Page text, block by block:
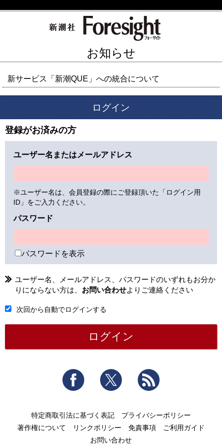
お知らせ
新サービス「新潮QUE」への統合について
ログイン
登録がお済みの方
ユーザー名またはメールアドレス
※ユーザー名は、会員登録の際にご登録頂いた「ログイン用
ID」をご入力ください。
パスワード
パスワードを表示
ユーザー名、メールアドレス、パスワードのいずれもお分か
りにならない方は、 お問い合わせよりご連絡ください
次回から自動でログインする
Facebook Twitter
特定商取引法に基づく表記
プライバシーポリシー
著作権について
リンクポリシー 免責事項
ご利用ガイド
お問い合わせ